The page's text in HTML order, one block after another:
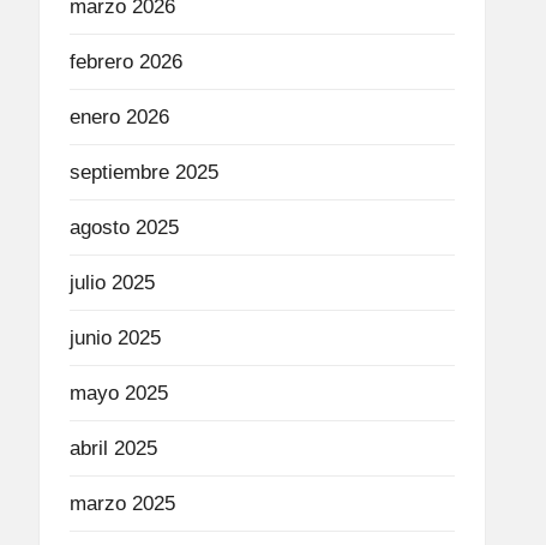
marzo 2026
febrero 2026
enero 2026
septiembre 2025
agosto 2025
julio 2025
junio 2025
mayo 2025
abril 2025
marzo 2025